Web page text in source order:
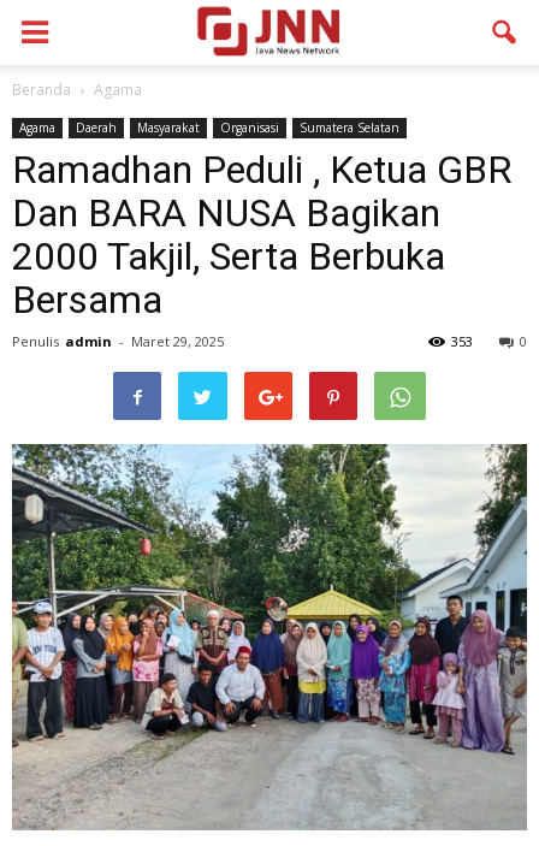
Beranda Agama
Agama Daerah Masyarakat Organisasi Sumatera Selatan
Ramadhan Peduli , Ketua GBR
Dan BARA NUSA Bagikan
2000 Takjil, Serta Berbuka
Bersama
Penulis admin - Maret 29, 2025 0
353